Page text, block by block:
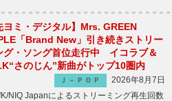
ヨミ・デジタル】Mrs. GREEN
「Brand New」引き続きストリー
グ・ソング首位走行中 イコラブ＆
さのじん”新曲がトップ10圏内
Ｊ－ＰＯＰ
2026年8月7日
NIQ Japanによるストリーミング再生回数